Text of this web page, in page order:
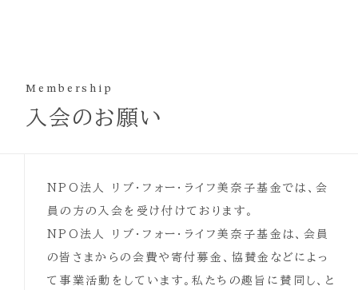
Membership
入会のお願い
NPO法人 リブ・フォー・ライフ美奈子基金では、会
員の方の入会を受け付けております。
NPO法人 リブ・フォー・ライフ美奈子基金は、会員
の皆さまからの会費や寄付募金、協賛金などによっ
て事業活動をしています。私たちの趣旨に賛同し、と